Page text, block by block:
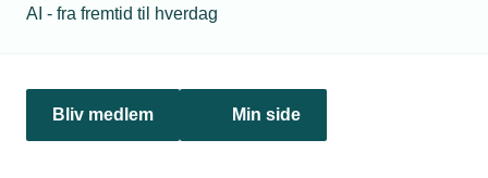
AI - fra fremtid til hverdag
Bliv medlem Min side
Netværk & aktiviteter
Politik & analyse